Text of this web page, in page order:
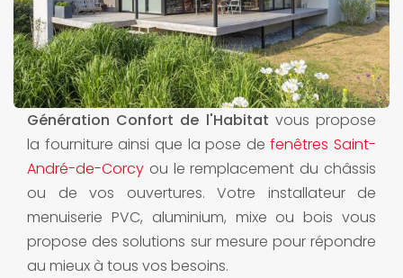
Génération Confort de l'Habitat vous propose
la fourniture ainsi que la pose defenêtres Saint-
André-de-Corcy ou le remplacement du châssis
ou de vos ouvertures. Votre installateur de
menuiserie PVC, aluminium, mixe ou bois vous
propose des solutions sur mesure pour répondre
au mieux à tous vos besoins.